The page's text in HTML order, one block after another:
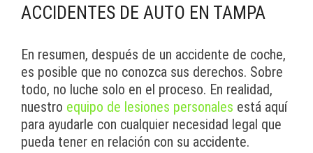
ACCIDENTES DE AUTO EN TAMPA
En resumen, después de un accidente de coche,
es posible que no conozca sus derechos. Sobre
todo, no luche solo en el proceso. En realidad,
nuestro equipo de lesiones personales está aquí
para ayudarle con cualquier necesidad legal que
pueda tener en relación con su accidente.